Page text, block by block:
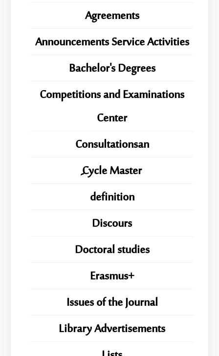
Agreements
Announcements Service Activities
Bachelor's Degrees
Competitions and Examinations
Center
Consultationsan
ِِِCycle Master
definition
Discours
Doctoral studies
Erasmus+
Issues of the Journal
Library Advertisements